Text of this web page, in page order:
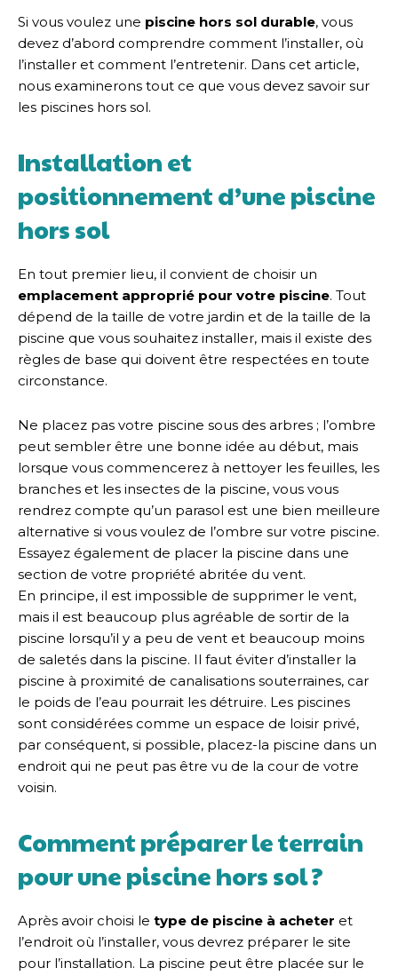
Si vous voulez une piscine hors sol durable, vous
devez d’abord comprendre comment l’installer, où
l’installer et comment l’entretenir. Dans cet article,
nous examinerons tout ce que vous devez savoir sur
les piscines hors sol.
Installation et
positionnement d’une piscine
hors sol
En tout premier lieu, il convient de choisir un
emplacement approprié pour votre piscine. Tout
dépend de la taille de votre jardin et de la taille de la
piscine que vous souhaitez installer, mais il existe des
règles de base qui doivent être respectées en toute
circonstance.
Ne placez pas votre piscine sous des arbres ; l’ombre
peut sembler être une bonne idée au début, mais
lorsque vous commencerez à nettoyer les feuilles, les
branches et les insectes de la piscine, vous vous
rendrez compte qu’un parasol est une bien meilleure
alternative si vous voulez de l’ombre sur votre piscine.
Essayez également de placer la piscine dans une
section de votre propriété abritée du vent.
En principe, il est impossible de supprimer le vent,
mais il est beaucoup plus agréable de sortir de la
piscine lorsqu’il y a peu de vent et beaucoup moins
de saletés dans la piscine. Il faut éviter d’installer la
piscine à proximité de canalisations souterraines, car
le poids de l’eau pourrait les détruire. Les piscines
sont considérées comme un espace de loisir privé,
par conséquent, si possible, placez-la piscine dans un
endroit qui ne peut pas être vu de la cour de votre
voisin.
Comment préparer le terrain
pour une piscine hors sol ?
Après avoir choisi le type de piscine à acheter et
l’endroit où l’installer, vous devrez préparer le site
pour l’installation. La piscine peut être placée sur le